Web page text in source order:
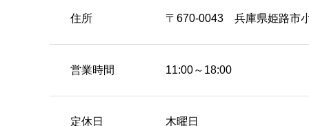
住所 〒670-0043 兵庫県姫路市
営業時間 11:00～18:00
定休日 木曜日